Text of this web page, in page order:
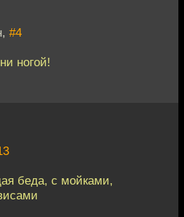
#4
ногой!
беда, с мойками,